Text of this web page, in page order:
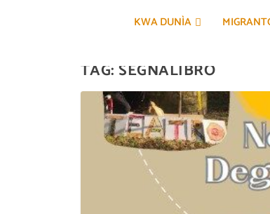
KWA DUNÌA
TAG:SEGNALIBRO